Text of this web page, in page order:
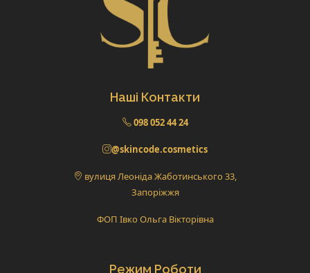
Наші Контакти
098 052 44 24
@skincode.cosmetics
вулиця Леоніда Жаботинського 33,
Запоріжжя
ФОП Івко Ольга Вікторівна
Режим Роботи